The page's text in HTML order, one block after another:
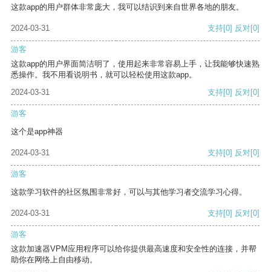
这款app的用户群体非常庞大，我可以结识到来自世界各地的朋友。
2024-03-31 支持[0] 反对[0]
游客
这款app的用户界面简洁明了，使用起来非常容易上手，让我能够快速熟
悉操作。我不用看说明书，就可以轻松使用这款app。
2024-03-31
支持[0] 反对[0]
游客
这个是app神器
2024-03-31 支持[0] 反对[0]
游客
这款学习软件的社区氛围非常好，可以与其他学习者交流学习心得。
2024-03-31 支持[0] 反对[0]
游客
这款加速器VPM应用程序可以给你提供最高速度和安全性的连接，并帮
助你在网络上自由移动。